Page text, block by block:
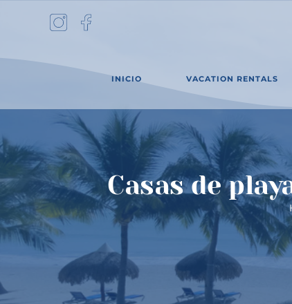
INICIO VACATION RENTALS
Casas de